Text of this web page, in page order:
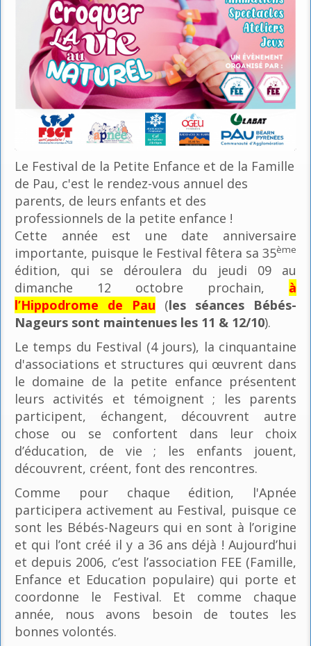
Le Festival de la Petite Enfance et de la Famille
de Pau, c'est le rendez-vous annuel des
parents, de leurs enfants et des
professionnels de la petite enfance !
Cette année est une date anniversaire
importante, puisque le Festival fêtera sa 35ème
édition, qui se déroulera du jeudi 09 au
dimanche 12 octobre prochain, à
l’Hippodrome de Pau (les séances Bébés-
Nageurs sont maintenues les 11 & 12/10).
Le temps du Festival (4 jours), la cinquantaine
d'associations et structures qui œuvrent dans
le domaine de la petite enfance présentent
leurs activités et témoignent ; les parents
participent, échangent, découvrent autre
chose ou se confortent dans leur choix
d’éducation, de vie ; les enfants jouent,
découvrent, créent, font des rencontres.
Comme pour chaque édition, l'Apnée
participera activement au Festival, puisque ce
sont les Bébés-Nageurs qui en sont à l’origine
et qui l’ont créé il y a 36 ans déjà ! Aujourd’hui
et depuis 2006, c’est l’association FEE (Famille,
Enfance et Education populaire) qui porte et
coordonne le Festival. Et comme chaque
année, nous avons besoin de toutes les
bonnes volontés.